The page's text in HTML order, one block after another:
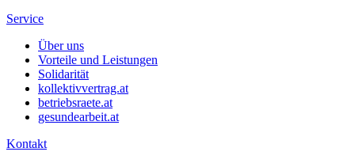
Service
Über uns
Vorteile und Leistungen
Solidarität
kollektivvertrag.at
betriebsraete.at
gesundearbeit.at
Kontakt